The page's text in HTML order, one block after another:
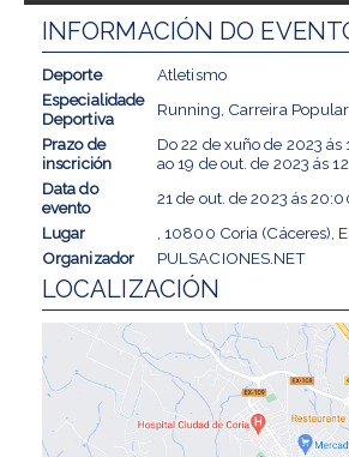
INFORMACIÓN DO
Deporte
Atletismo
Especialidade
Deportiva
Running, Carreira Popular
Prazo de
inscrición
Do22 de xuño de 2023 ás
ao19 de out. de 2023 ás
Data do
evento
21 de out. de 2023 ás
Lugar
, 10800 Coria (Cáceres),
Organizador
PULSACIONES.NET
LOCALIZACIÓN